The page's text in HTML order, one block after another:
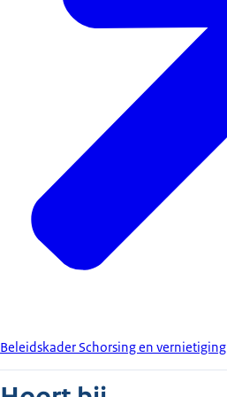
Beleidskader Schorsing en vernietiging